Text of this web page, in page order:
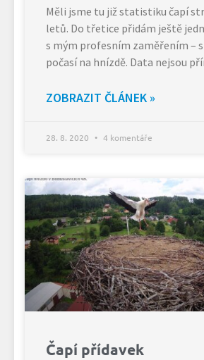
Měli jsme tu již statistiku čapí
letů. Do třetice přidám ještě
s mým profesním zaměřením –
počasí na hnízdě. Data nejsou
ZOBRAZIT ČLÁNEK »
28. 8. 2020 4 komentáře
Čapí přídavek